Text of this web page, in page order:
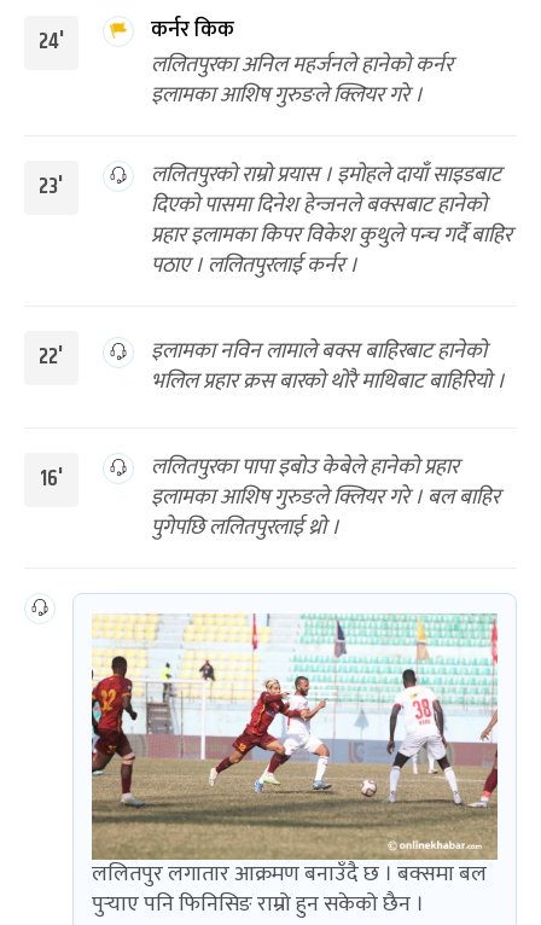
24'
कर्नर किक
ललितपुरका अनिल महर्जनले हानेको कर्नर
इलामका आशिष गुरुङले क्लियर गरे ।
23'
ललितपुरको राम्रो प्रयास । इमोहले दायाँ साइडबाट
दिएको पासमा दिनेश हेन्जनले बक्सबाट हानेको
प्रहार इलामका किपर विकेश कुथुले पन्च गर्दै बाहिर
पठाए । ललितपुरलाई कर्नर ।
22'
इलामका नविन लामाले बक्स बाहिरबाट हानेको
भलिल प्रहार क्रस बारको थोरै माथिबाट बाहिरियो ।
16'
ललितपुरका पापा इबोउ केबेले हानेको प्रहार
इलामका आशिष गुरुङले क्लियर गरे । बल बाहिर
पुगेपछि ललितपुरलाई थ्रो ।
ललितपुर लगातार आक्रमण बनाउँदै छ । बक्समा बल
पुर्‍याए पनि फिनिसिङ राम्रो हुन सकेको छैन ।